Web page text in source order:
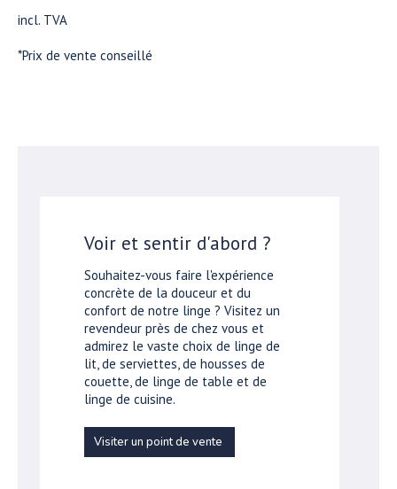
incl. TVA
*Prix de vente conseillé
Voir et sentir d'abord ?
Souhaitez-vous faire l'expérience
concrète de la douceur et du
confort de notre linge ? Visitez un
revendeur près de chez vous et
admirez le vaste choix de linge de
lit, de serviettes, de housses de
couette, de linge de table et de
linge de cuisine.
Visiter un point de vente